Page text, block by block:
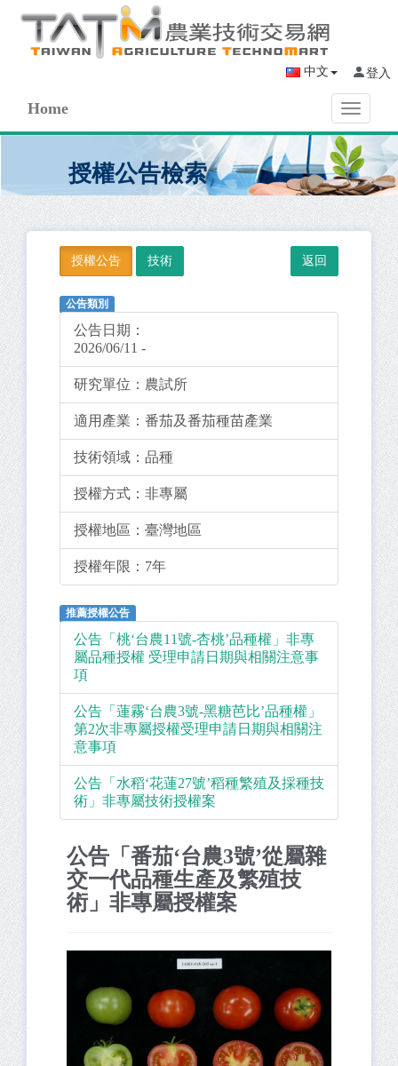
中文 登入
Toggle
Home
授權公告檢索
授權公告 技術
公告類別
公告日期：
2026/06/11 -
研究單位： 農試所
適用產業： 番茄及番茄種苗產業
技術領域： 品種
授權方式： 非專屬
授權地區： 臺灣地區
授權年限： 7年
推薦授權公告
公告「桃‘台農11號-杏桃’品種權」非專
屬品種授權 受理申請日期與相關注意事
項
公告「蓮霧‘台農3號-黑糖芭比’品種權」
第2次非專屬授權受理申請日期與相關注
意事項
公告「水稻‘花蓮27號’稻種繁殖及採種技
術」非專屬技術授權案
公告「番茄‘台農3號’從屬雜
交一代品種生產及繁殖技
術」非專屬授權案